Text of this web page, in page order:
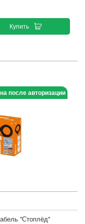
Купить
после авторизации
"Стоплёд"